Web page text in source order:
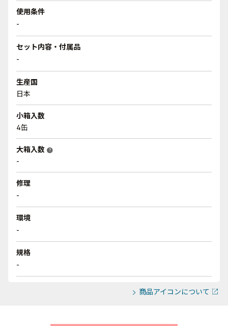
使用条件
-
セット内容・付属品
-
生産国
日本
小箱入数
4缶
大箱入数 help
-
修理
-
環境
-
規格
-
商品アイコンについて